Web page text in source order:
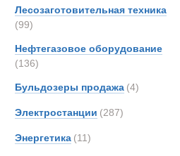
Лесозаготовительная техника
(99)
Нефтегазовое оборудование
(136)
Бульдозеры продажа (4)
Электростанции (287)
Энергетика (11)